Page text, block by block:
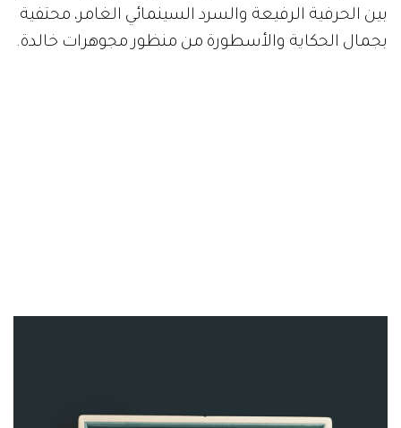
بين الحرفية الرفيعة والسرد السينمائي الغامر، محتفية
بجمال الحكاية والأسطورة من منظور مجوهرات خالدة.